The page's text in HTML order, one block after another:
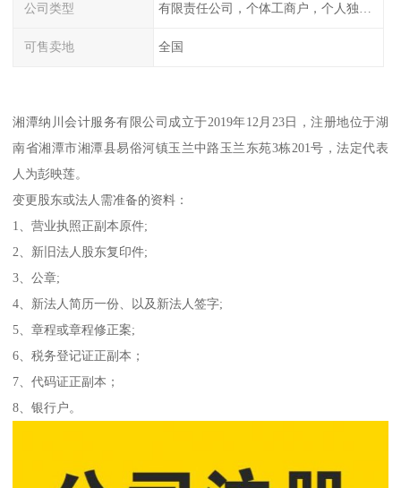
公司类型
可售卖地 全国
湘潭纳川会计服务有限公司成立于2019年12月23日，注册地位于湖
南省湘潭市湘潭县易俗河镇玉兰中路玉兰东苑3栋201号，法定代表
人为彭映莲。
变更股东或法人需准备的资料：
1、营业执照正副本原件;
2、新旧法人股东复印件;
3、公章;
4、新法人简历一份、以及新法人签字;
5、章程或章程修正案;
6、税务登记证正副本；
7、代码证正副本；
8、银行户。